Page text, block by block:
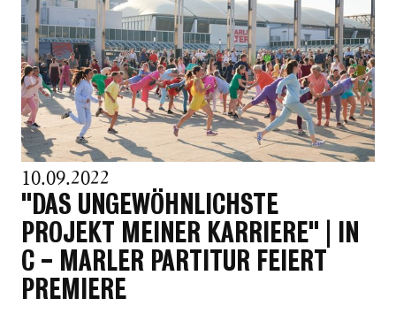
10.09.2022
"DAS UNGEWÖHNLICHSTE
PROJEKT MEINER KARRIERE" | IN
C - MARLER PARTITUR FEIERT
PREMIERE